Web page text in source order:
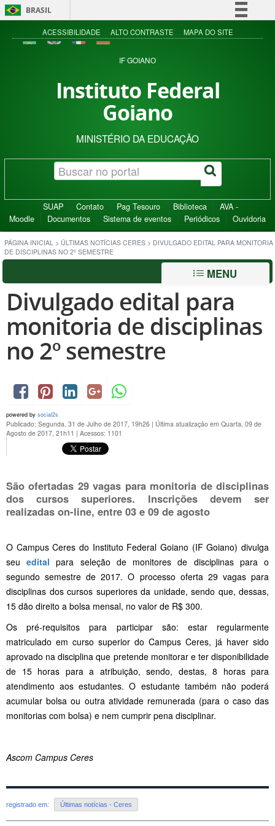
BRASIL
Simplifique!
Acesso à informação
ACESSIBILIDADE ALTO CONTRASTE MAPA DO SITE
IF GOIANO
Instituto Federal
Goiano
MINISTÉRIO DA EDUCAÇÃO
SUAP Contato Pag Tesouro Biblioteca
AVA -
Moodle
Documentos Sistema de eventos Periódicos Ouvidoria
PÁGINA INICIAL > ÚLTIMAS NOTÍCIAS CERES > DIVULGADO EDITAL PARA MONITORIA
DE DISCIPLINAS NO 2º SEMESTRE
MENU
Divulgado edital para
monitoria de disciplinas
no 2º semestre
powered by social2s
Publicado: Segunda, 31 de Julho de 2017, 19h26 | Última atualização em Quarta, 09 de
Agosto de 2017, 21h11 | Acessos: 1101
São ofertadas 29 vagas para monitoria de disciplinas
dos cursos superiores. Inscrições devem ser
realizadas on-line, entre 03 e 09 de agosto
O Campus Ceres do Instituto Federal Goiano (IF Goiano) divulga
seuedital para seleção de monitores de disciplinas para o
segundo semestre de 2017. O processo oferta 29 vagas para
disciplinas dos cursos superiores da unidade, sendo que, dessas,
15 dão direito a bolsa mensal, no valor de R$ 300.
Os pré-requisitos para participar são: estar regularmente
matriculado em curso superior do Campus Ceres, já haver sido
aprovado na disciplina que pretende monitorar e ter disponibilidade
de 15 horas para a atribuição, sendo, destas, 8 horas para
atendimento aos estudantes. O estudante também não poderá
acumular bolsa ou outra atividade remunerada (para o caso das
monitorias com bolsa) e nem cumprir pena disciplinar.
Ascom Campus Ceres
registrado em: Últimas notícias - Ceres